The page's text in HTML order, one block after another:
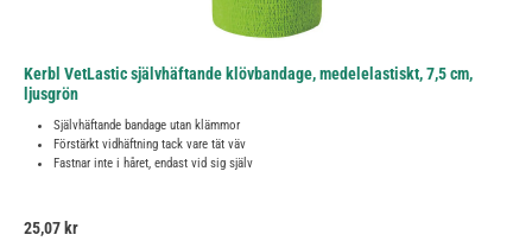
Kerbl VetLastic självhäftande klövbandage, medelelastiskt, 7,5 cm,
ljusgrön
Självhäftande bandage utan klämmor
Förstärkt vidhäftning tack vare tät väv
Fastnar inte i håret, endast vid sig själv
Ordinarie pris:
25,07 kr